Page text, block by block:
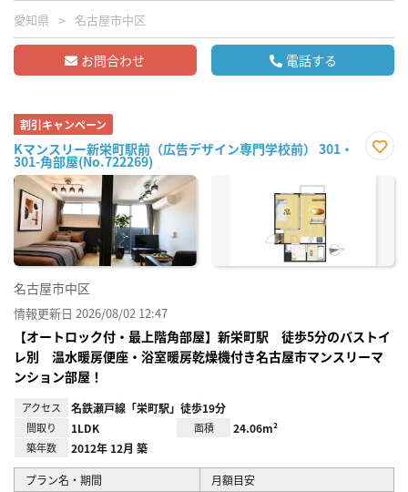
愛知県 名古屋市中区
お問合わせ 電話する
割引キャンペーン
Kマンスリー新栄町駅前（広告デザイン専門学校前） 301・
301-角部屋(No.722269)
に入
名古屋市中区
情報更新日 2026/08/02 12:47
【オートロック付・最上階角部屋】新栄町駅 徒歩5分のバストイ
レ別 温水暖房便座・浴室暖房乾燥機付き名古屋市マンスリーマ
ンション部屋！
アクセス 名鉄瀬戸線「栄町駅」徒歩19分
間取り 1LDK 面積 24.06m²
築年数 2012年 12月 築
プラン名・期間 月額目安